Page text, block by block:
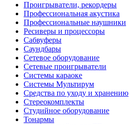
Проигрыватели, рекордеры
Профессиональная акустика
Профессиональные наушники
Ресиверы и процессоры
Сабвуферы
Саундбары
Сетевое оборудование
Сетевые проигрыватели
Системы караоке
Системы Мультирум
Средства по уходу и хранению
Стереокомплекты
Студийное оборудование
Тонармы